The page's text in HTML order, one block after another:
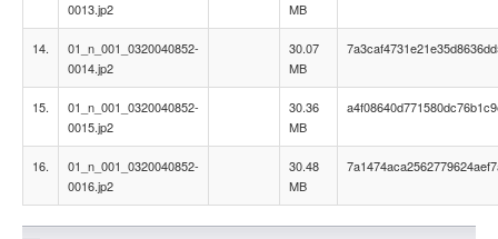
0013.jp2
MB
14.
01_n_001_0320040852-
0014.jp2
30.07
MB
15.
01_n_001_0320040852-
0015.jp2
30.36
MB
16.
01_n_001_0320040852-
0016.jp2
30.48
MB